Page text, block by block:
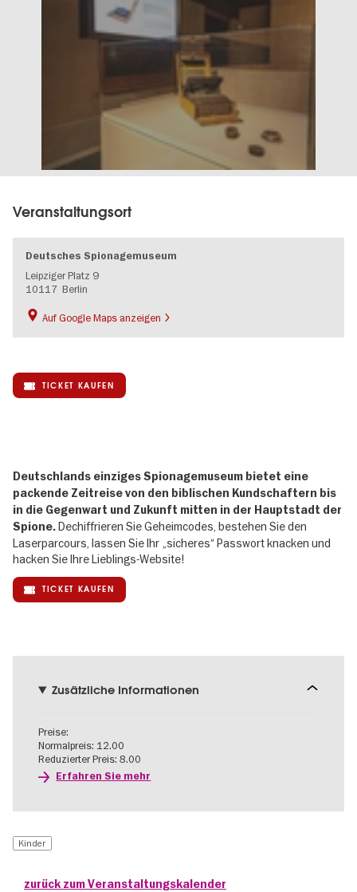
Veranstaltungsort
Deutsches Spionagemuseum
Leipziger Platz 9
10117 Berlin
Auf Google Maps anzeigen
TICKET KAUFEN
Deutschlands einziges Spionagemuseum bietet eine
packende Zeitreise von den biblischen Kundschaftern bis
in die Gegenwart und Zukunft mitten in der Hauptstadt der
Spione.Dechiffrieren Sie Geheimcodes, bestehen Sie den
Laserparcours, lassen Sie Ihr „sicheres“ Passwort knacken und
hacken Sie Ihre Lieblings-Website!
TICKET KAUFEN
Zusätzliche Informationen
Preise:
Normalpreis: 12.00
Reduzierter Preis: 8.00
Erfahren Sie mehr
Kinder
zurück zum Veranstaltungskalender